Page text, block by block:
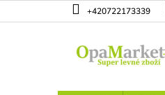
na
+420722173339